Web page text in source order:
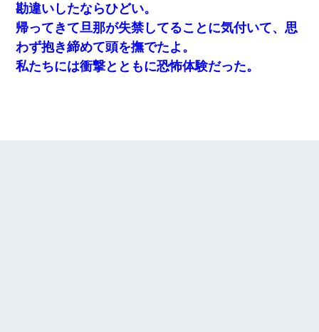
勘違いしたならひどい。
帰ってきて旦那が失禁してることに気付いて、思
わず抱き締めて頭を撫でたよ。
私たちには衝撃とともに恐怖体験だった。